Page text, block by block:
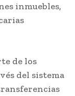
inmuebles,
de los
del sistema